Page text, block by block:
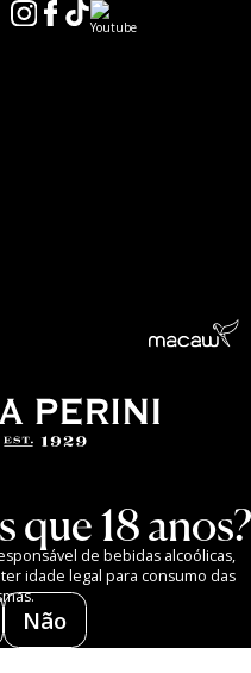
que 18 anos?
Não
de bebidas alcoólicas,
idade legal para consumo das